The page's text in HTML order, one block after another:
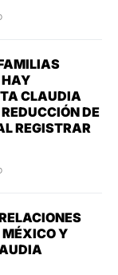
CLAUDIA
DE
REGISTRAR
Y